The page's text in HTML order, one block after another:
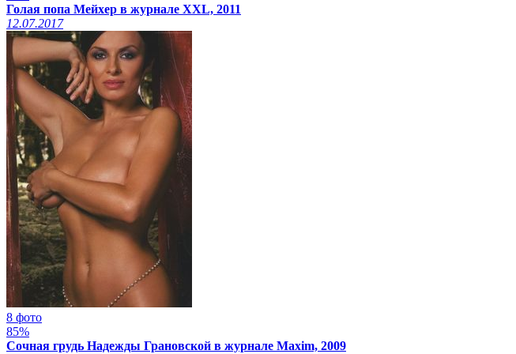
Голая попа Мейхер в журнале XXL, 2011
12.07.2017
8 фото
85%
Сочная грудь Надежды Грановской в журнале Maxim, 2009